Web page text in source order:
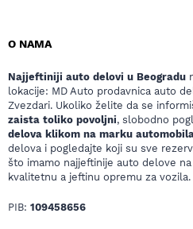
O NAMA
Najjeftiniji auto delovi u Beogradu
lokacije: MD Auto prodavnica auto
Zvezdari. Ukoliko želite da se
zaista toliko povoljni, slobodno
delova klikom na marku
delova i pogledajte koji su sve
što imamo najjeftinije auto delove
kvalitetnu a jeftinu opremu za
PIB: 109458656